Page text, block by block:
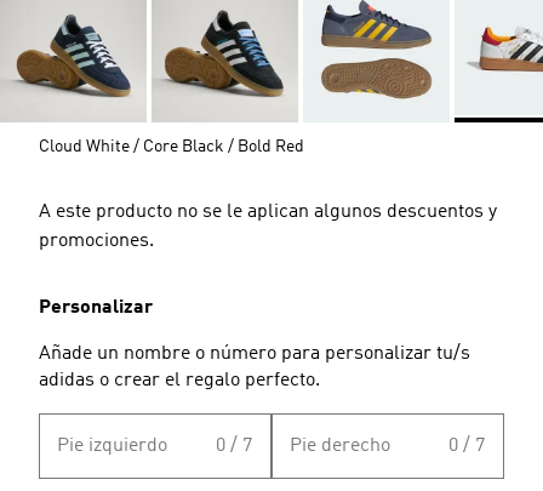
Cloud White / Core Black / Bold Red
A este producto no se le aplican algunos descuentos y
promociones.
Personalizar
Añade un nombre o número para personalizar tu/s
adidas o crear el regalo perfecto.
Pie izquierdo 0 / 7 Pie derecho 0 / 7